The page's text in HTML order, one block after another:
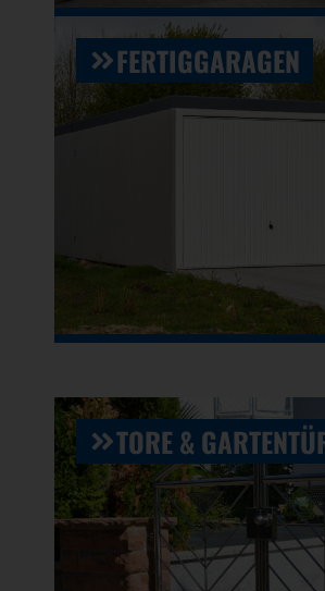
FERTIGGARAGEN
TORE &